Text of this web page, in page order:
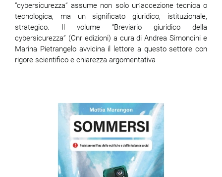
“cybersicurezza” assume non solo un’accezione tecnica o
tecnologica, ma un significato giuridico, istituzionale,
strategico. Il volume “Breviario giuridico della
cybersicurezza” (Cnr edizioni) a cura di Andrea Simoncini e
Marina Pietrangelo avvicina il lettore a questo settore con
rigore scientifico e chiarezza argomentativa